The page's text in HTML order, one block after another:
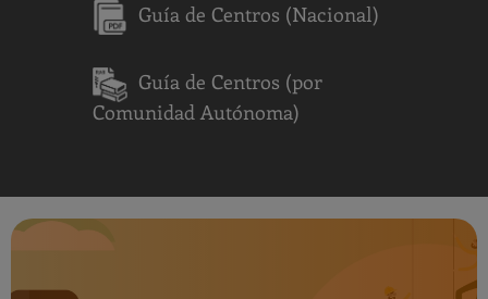
Guía de Centros (Nacional)
Guía de Centros (por
Comunidad Autónoma)